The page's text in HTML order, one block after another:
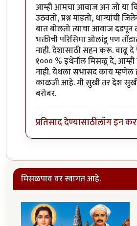
आम्ही आमचा आवाज अन जो या
उठवतो, प्रश्न मांडतो, धाग्यांची
बात बोलतो त्याचा आवाज दडपून
भक्तीची परिसिमा ओलांडू पण
नाही. देशासाठी सहन करू. वाढू दे
१००० % इथेनॉल मिसळू दे, आम्ही
नाही. येथला सभासद काय
काळजी आहे. मी सुखी तर देश
बरोबर.
प्रतिसाद देण्यासाठीलॉग इन
मिसळपाव वर स्वागत आहे.